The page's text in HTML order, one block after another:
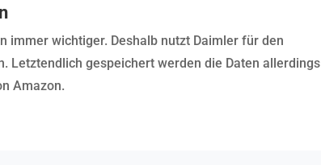
immer wichtiger. Deshalb nutzt Daimler für den
Letztendlich gespeichert werden die Daten allerdings
Amazon.